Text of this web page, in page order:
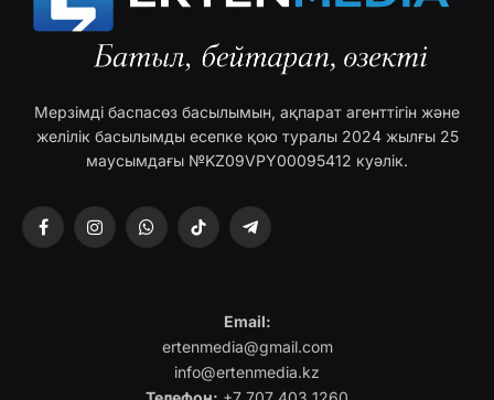
Мерзімді баспасөз басылымын, ақпарат агенттігін және
желілік басылымды есепке қою туралы 2024 жылғы 25
маусымдағы №KZ09VPY00095412 куәлік.
FacebookInstagramWhatsAppTikTok Telegram
Email:
ertenmedia@gmail.com
info@ertenmedia.kz